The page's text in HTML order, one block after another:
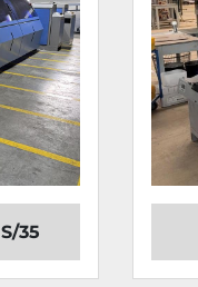
2
Hotmelt
Premelter
LH
PUR
NORDSON
Absaugung
2 Dispersions
Leimpumpen
Hotmelt
35